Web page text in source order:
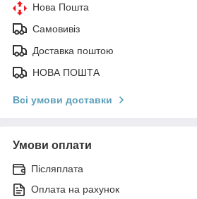
Нова Пошта
Самовивіз
Доставка поштою
НОВА ПОШТА
Всі умови доставки
Умови оплати
Післяплата
Оплата на рахунок